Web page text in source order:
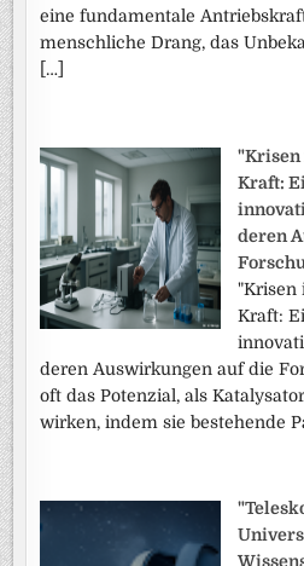
eine fundamentale
menschliche Drang, das
[…]
"Krisen
Kraft:
deren
"Krisen
Kraft:
deren Auswirkungen auf die
oft das Potenzial, als
wirken, indem sie bestehende